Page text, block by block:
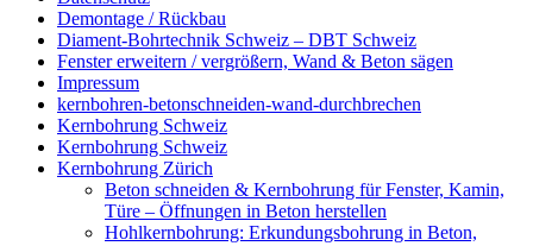
Demontage / Rückbau
Diament-Bohrtechnik Schweiz – DBT Schweiz
Fenster erweitern / vergrößern, Wand & Beton sägen
Impressum
kernbohren-betonschneiden-wand-durchbrechen
Kernbohrung Schweiz
Kernbohrung Schweiz
Kernbohrung Zürich
Beton schneiden & Kernbohrung für Fenster, Kamin,
Türe – Öffnungen in Beton herstellen
Hohlkernbohrung: Erkundungsbohrung in Beton,